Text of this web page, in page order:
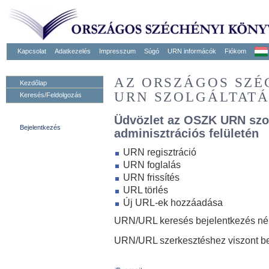
Kapcsolat Adatkezelés Impresszum Súgó URN informácók Fiókom
Kezdőlap
Keresés/Feldolgozás
Bejelentkezés
AZ ORSZÁGOS
URN
Üdvözlet az OSZK URN
adminisztrációs felületén
URN regisztráció
URN foglalás
URN frissítés
URL törlés
Új URL-ek hozzáadása
URN/URL keresés bejelentkezés
URN/URL szerkesztéshez viszont